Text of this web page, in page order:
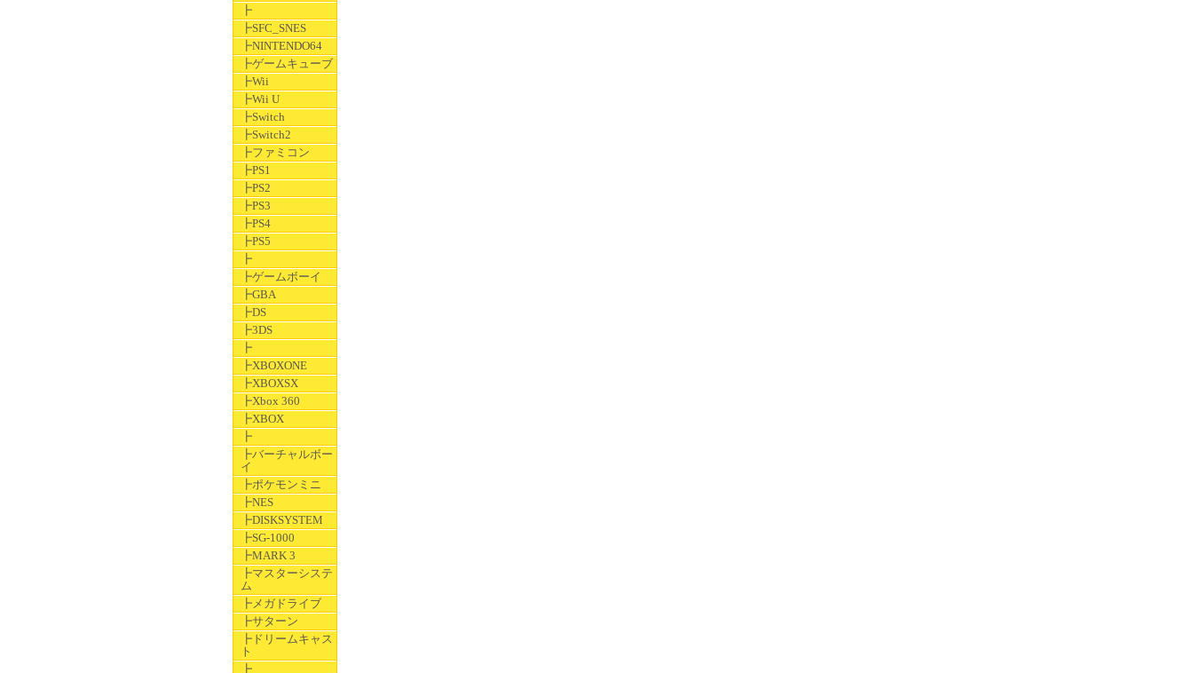
┣
┣SFC_SNES
┣NINTENDO64
┣ゲームキューブ
┣Wii
┣Wii U
┣Switch
┣Switch2
┣ファミコン
┣PS1
┣PS2
┣PS3
┣PS4
┣PS5
┣
┣ゲームボーイ
┣GBA
┣DS
┣3DS
┣
┣XBOXONE
┣XBOXSX
┣Xbox 360
┣XBOX
┣
┣バーチャルボー
イ
┣ポケモンミニ
┣NES
┣DISKSYSTEM
┣SG-1000
┣MARK 3
┣マスターシステ
ム
┣メガドライブ
┣サターン
┣ドリームキャス
ト
┣